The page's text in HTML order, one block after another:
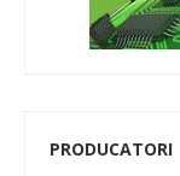
PRODUCATORI